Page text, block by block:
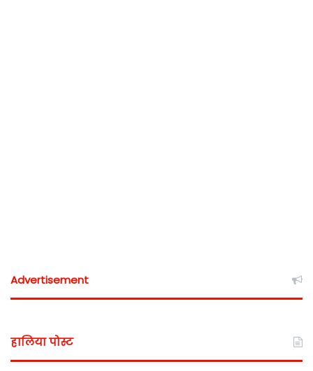
Advertisement
हालिया पोस्ट